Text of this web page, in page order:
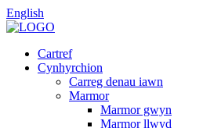
English
Cartref
Cynhyrchion
Carreg denau iawn
Marmor
Marmor gwyn
Marmor llwyd